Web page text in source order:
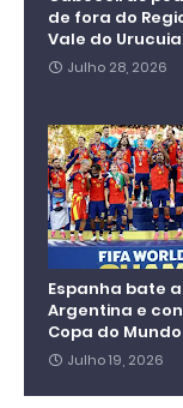
de fora do
Vale do
Julho 28, 2026
Espanha bate a
Argentina e
Copa do
Julho 19, 2026